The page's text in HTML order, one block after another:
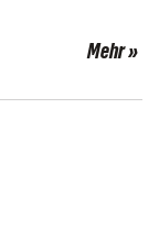
Mehr